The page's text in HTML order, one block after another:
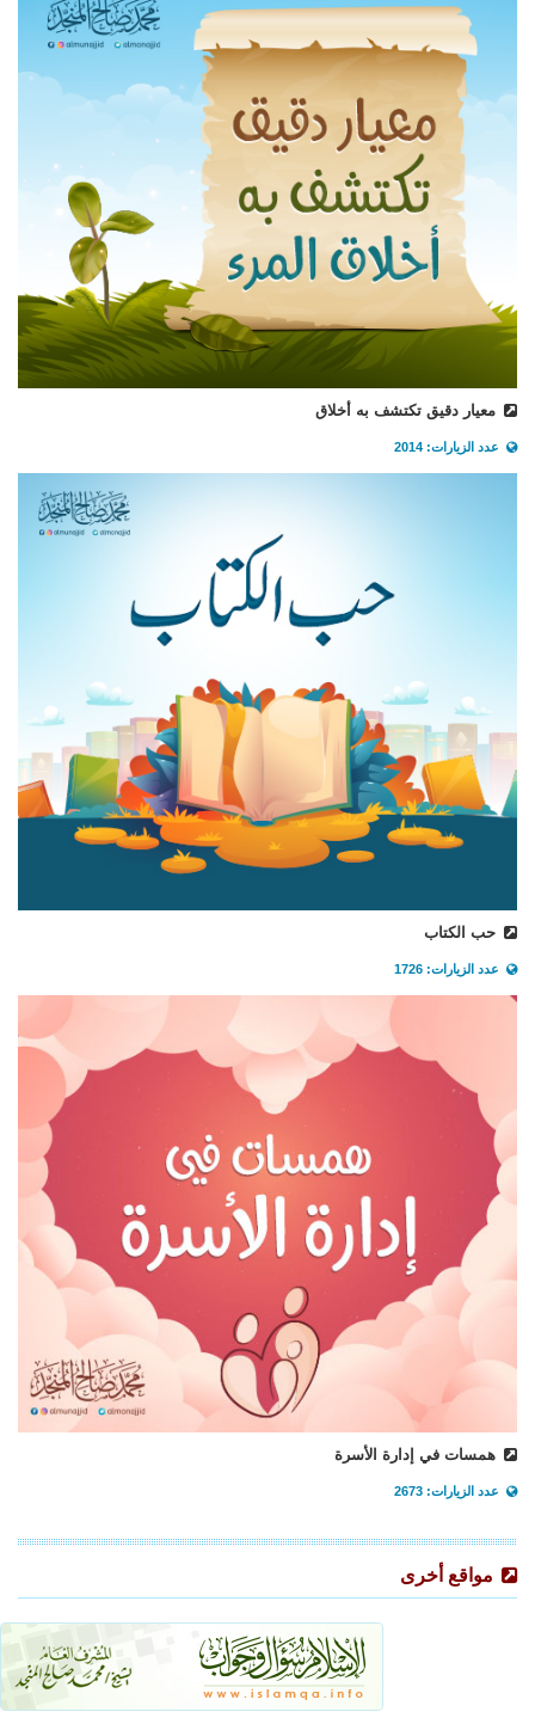
معيار دقيق تكتشف به أخلاق
عدد الزيارات: 2014
حب الكتاب
عدد الزيارات: 1726
همسات في إدارة الأسرة
عدد الزيارات: 2673
مواقع أخرى